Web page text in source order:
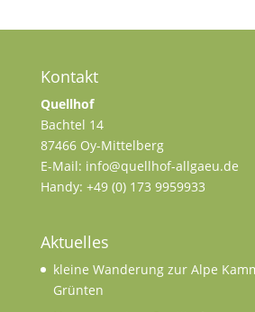
Kontakt
Quellhof
Bachtel 14
87466 Oy-Mittelberg
E-Mail: info@quellhof-allgaeu.de
Handy: +49 (0) 173 9959933
Aktuelles
kleine Wanderung zur Alpe
Grünten